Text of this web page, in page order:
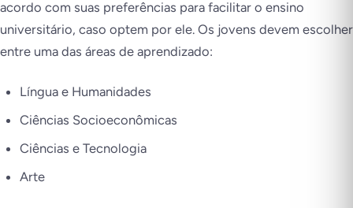
acordo com suas preferências para facilitar o ensino
universitário, caso optem por ele. Os jovens devem escolher
entre uma das áreas de aprendizado:
Língua e Humanidades
Ciências Socioeconômicas
Ciências e Tecnologia
Arte